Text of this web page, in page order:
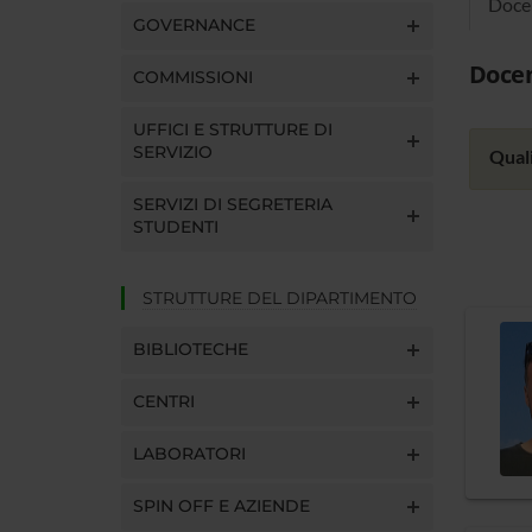
GOVERNANCE
COMMISSIONI
UFFICI E STRUTTURE DI
SERVIZIO
SERVIZI DI SEGRETERIA
STUDENTI
STRUTTURE DEL DIPARTIMENTO
BIBLIOTECHE
CENTRI
LABORATORI
SPIN OFF E AZIENDE